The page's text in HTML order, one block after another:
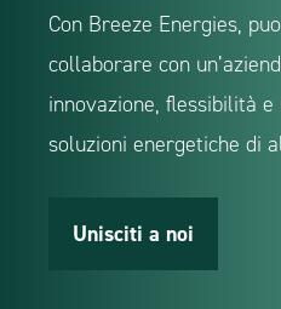
Con Breeze Energies,
collaborare con
innovazione, flessibilità
soluzioni energetiche di
Unisciti a noi